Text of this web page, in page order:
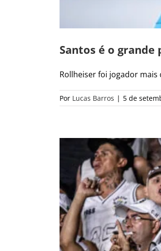
Santos é o
Rollheiser foi jogador mais
Por Lucas Barros | 5 de